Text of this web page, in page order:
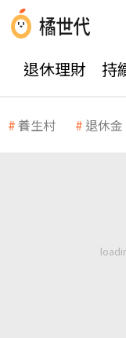
退休理財 持
養生村 退休金